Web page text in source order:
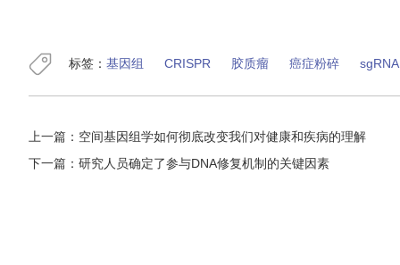
标签： 基因组 CRISPR 胶质瘤 癌症粉碎 sgRNA
上一篇： 空间基因组学如何彻底改变我们对健康和疾病的理解
下一篇： 研究人员确定了参与DNA修复机制的关键因素